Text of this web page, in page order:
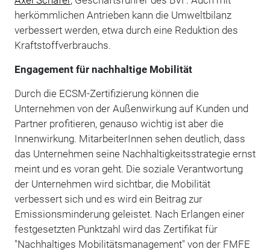
herkömmlichen Antrieben kann die Umweltbilanz
verbessert werden, etwa durch eine Reduktion des
Kraftstoffverbrauchs.
Engagement für nachhaltige Mobilität
Durch die ECSM-Zertifizierung können die
Unternehmen von der Außenwirkung auf Kunden und
Partner profitieren, genauso wichtig ist aber die
Innenwirkung. MitarbeiterInnen sehen deutlich, dass
das Unternehmen seine Nachhaltigkeitsstrategie ernst
meint und es voran geht. Die soziale Verantwortung
der Unternehmen wird sichtbar, die Mobilität
verbessert sich und es wird ein Beitrag zur
Emissionsminderung geleistet. Nach Erlangen einer
festgesetzten Punktzahl wird das Zertifikat für
"Nachhaltiges Mobilitätsmanagement" von der FMFE